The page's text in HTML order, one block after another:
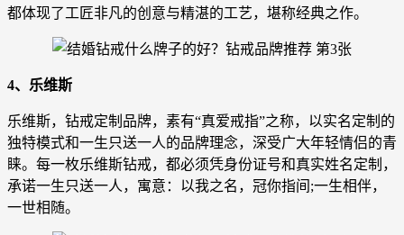
都体现了工匠非凡的创意与精湛的工艺，堪称经典之作。
4、乐维斯
乐维斯，钻戒定制品牌，素有“真爱戒指”之称，以实名定制的
独特模式和一生只送一人的品牌理念，深受广大年轻情侣的青
睐。每一枚乐维斯钻戒，都必须凭身份证号和真实姓名定制，
承诺一生只送一人，寓意：以我之名，冠你指间;一生相伴，
一世相随。